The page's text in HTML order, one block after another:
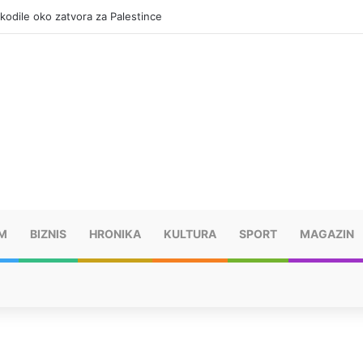
oko zatvora za Palestince
BIZNIS HRONIKA KULTURA SPORT MAGAZIN